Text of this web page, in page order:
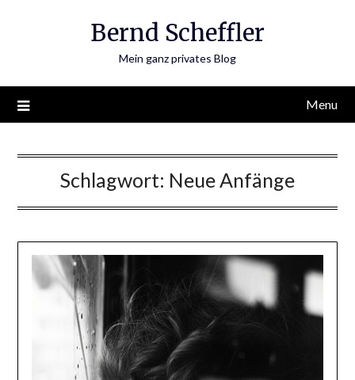
Bernd Scheffler
Mein ganz privates Blog
Menu
Schlagwort: Neue Anfänge